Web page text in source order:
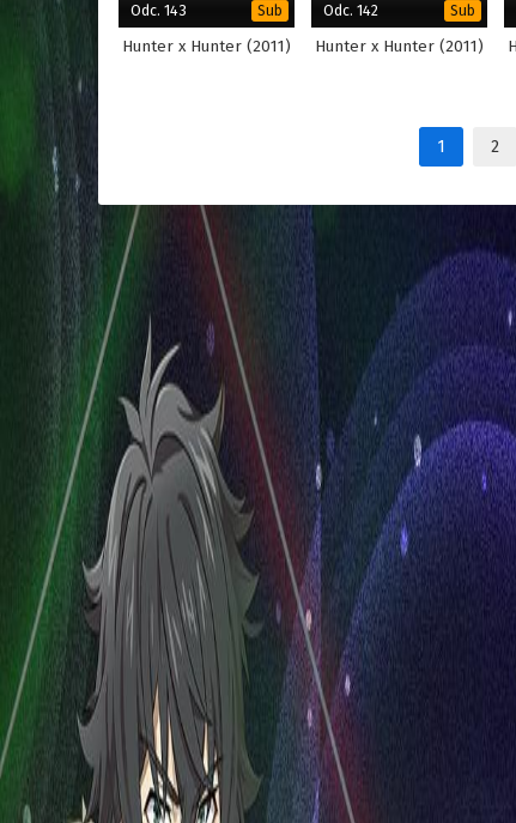
Odc. 143 Sub
Hunter x Hunter (2011)
Odc. 142 Sub
Hunter x Hunter (2011)
1 2